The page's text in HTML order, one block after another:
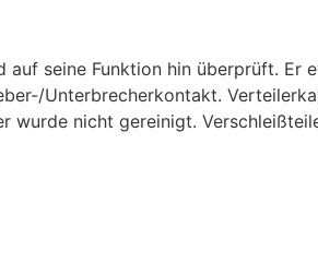
seine Funktion hin überprüft. Er
Unterbrecherkontakt.
nicht gereinigt.